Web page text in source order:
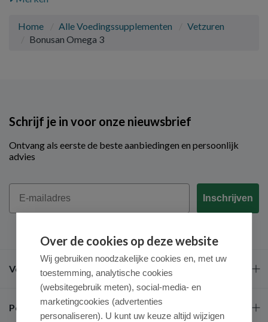
Home Alle Voedingssupplementen
Vetzuren
Bonusan Omega 3
Schrijf je in voor onze nieuwsbrief
Ontvang als eerste de beste aanbiedingen en persoonlijk
advies
Email
Inschrijven
Veel gestelde vragen
Populaire merken
Over de cookies op deze website
Wij gebruiken noodzakelijke cookies en, met uw
toestemming, analytische cookies
(websitegebruik meten), social-media- en
marketingcookies (advertenties
personaliseren). U kunt uw keuze altijd wijzigen